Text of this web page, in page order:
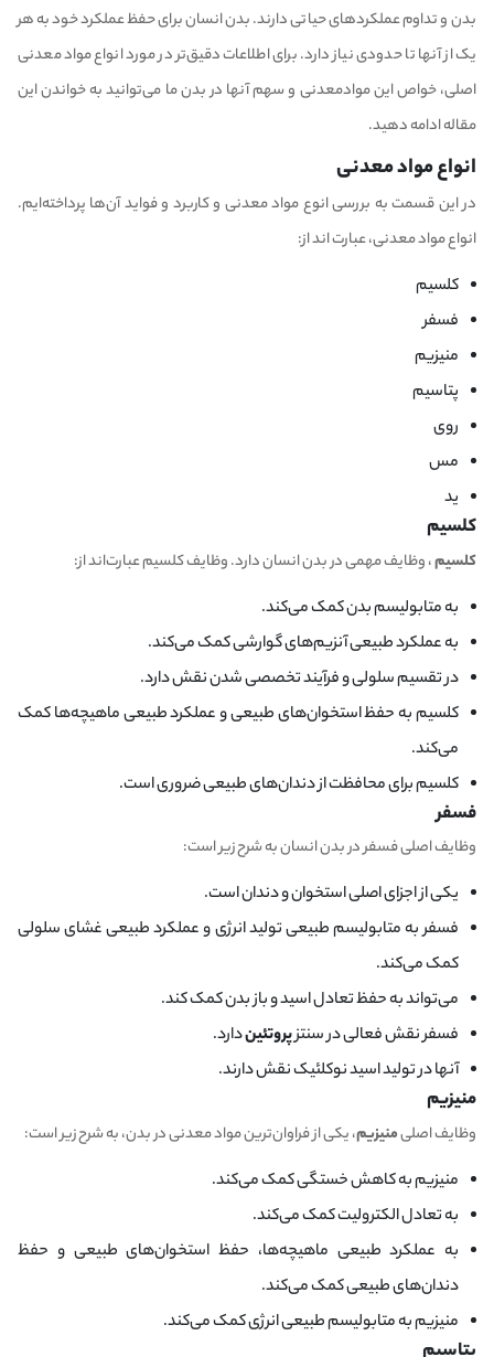
بدن و تداوم عملکردهای حیاتی دارند. بدن انسان برای حفظ عملکرد خود به هر
یک از آنها تا حدودی نیاز دارد. برای اطلاعات دقیق‌تر در مورد انواع مواد معدنی
اصلی، خواص این موادمعدنی و سهم آنها در بدن ما می‌توانید به خواندن این
مقاله ادامه دهید.
انواع مواد معدنی
در این قسمت به بررسی انوع مواد معدنی و کاربرد و فواید آن‌ها پرداخته‌ایم.
انواع مواد معدنی، عبارت اند از:
کلسیم
فسفر
منیزیم
پتاسیم
روی
مس
ید
کلسیم
کلسیم، وظایف مهمی در بدن انسان دارد. وظایف کلسیم عبارت‌اند از:
به متابولیسم بدن کمک می‌کند.
به عملکرد طبیعی آنزیم‌های گوارشی کمک می‌کند.
در تقسیم سلولی و فرآیند تخصصی شدن نقش دارد.
کلسیم به حفظ استخوان‌های طبیعی و عملکرد طبیعی ماهیچه‌ها کمک
می‌کند.
کلسیم برای محافظت از دندان‌های طبیعی ضروری است.
فسفر
وظایف اصلی فسفر در بدن انسان به شرح زیر است:
یکی از اجزای اصلی استخوان و دندان است.
فسفر به متابولیسم طبیعی تولید انرژی و عملکرد طبیعی غشای سلولی
کمک می‌کند.
می‌تواند به حفظ تعادل اسید و باز بدن کمک کند.
فسفر نقش فعالی در سنتزپروتئیندارد.
آنها در تولید اسید نوکلئیک نقش دارند.
منیزیم
وظایف اصلیمنیزیم، یکی از فراوان‌ترین مواد معدنی در بدن، به شرح زیر است:
منیزیم به کاهش خستگی کمک می‌کند.
به تعادل الکترولیت کمک می‌کند.
به عملکرد طبیعی ماهیچه‌ها، حفظ استخوان‌های طبیعی و حفظ
دندان‌های طبیعی کمک می‌کند.
منیزیم به متابولیسم طبیعی انرژی کمک می‌کند.